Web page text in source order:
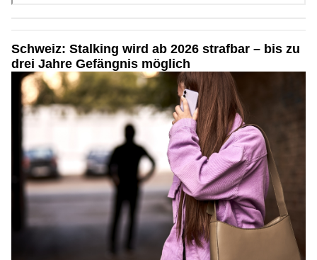
Schweiz: Stalking wird ab 2026 strafbar – bis zu
drei Jahre Gefängnis möglich